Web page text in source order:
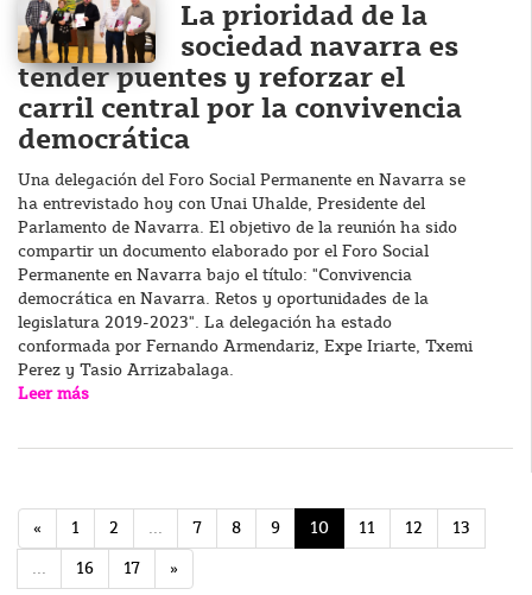
La prioridad de la
sociedad navarra es
tender puentes y reforzar el
carril central por la convivencia
democrática
Una delegación del Foro Social Permanente en Navarra se
ha entrevistado hoy con Unai Uhalde, Presidente del
Parlamento de Navarra. El objetivo de la reunión ha sido
compartir un documento elaborado por el Foro Social
Permanente en Navarra bajo el título: "Convivencia
democrática en Navarra. Retos y oportunidades de la
legislatura 2019-2023". La delegación ha estado
conformada por Fernando Armendariz, Expe Iriarte, Txemi
Perez y Tasio Arrizabalaga.
Leer más
« 1 2 ... 7 8 9 10 11 12
13
...
16 17 »